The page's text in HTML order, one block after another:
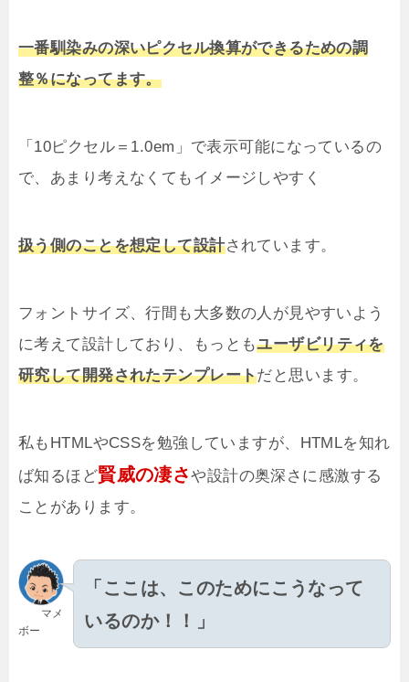
一番馴染みの深いピクセル換算ができるための調
整％になってます。
「10ピクセル＝1.0em」で表示可能になっているの
で、あまり考えなくてもイメージしやすく
扱う側のことを想定して設計されています。
フォントサイズ、行間も大多数の人が見やすいよう
に考えて設計しており、もっともユーザビリティを
研究して開発されたテンプレートだと思います。
私もHTMLやCSSを勉強していますが、HTMLを知れ
ば知るほど賢威の凄さや設計の奥深さに感激する
ことがあります。
マメ
ボー
「ここは、このためにこうなって
いるのか！！」